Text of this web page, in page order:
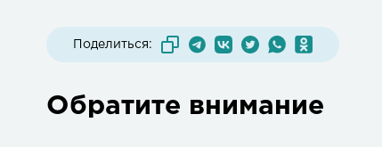
Поделиться:
Обратите внимание